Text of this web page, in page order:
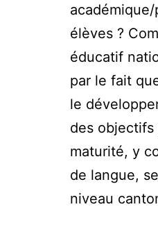
élèves ?
éducatif
par le fait
le
des objectifs
maturité, y
de langue,
niveau